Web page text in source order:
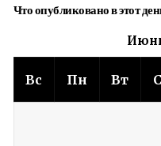
Что опубликовано в этот
Вс Пн Вт